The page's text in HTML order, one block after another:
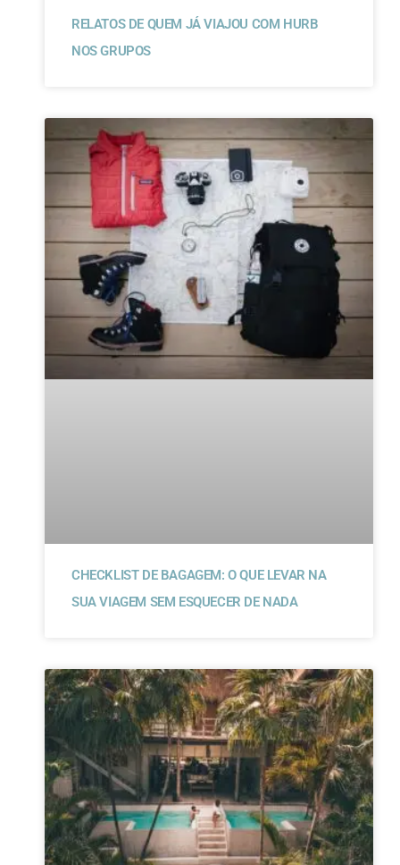
RELATOS DE QUEM JÁ VIAJOU COM HURB
NOS GRUPOS
CHECKLIST DE BAGAGEM: O QUE LEVAR NA
SUA VIAGEM SEM ESQUECER DE NADA